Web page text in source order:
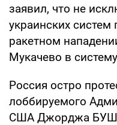
заявил, что не
украинских
ракетном
Мукачево в
Россия остро
лоббируемого
США Джорджа